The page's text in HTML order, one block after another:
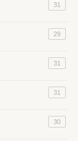
31
29
31
31
30